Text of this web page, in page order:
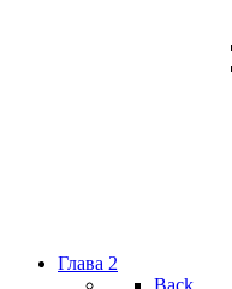
Глава 2
Back